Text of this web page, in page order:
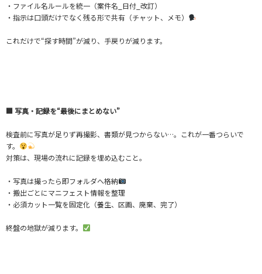
・ファイル名ルールを統一（案件名_日付_改訂）
・指示は口頭だけでなく残る形で共有（チャット、メモ）
これだけで“探す時間”が減り、手戻りが減ります。
■ 写真・記録を“最後にまとめない”
検査前に写真が足りず再撮影、書類が見つからない…。これが一番つらいで
す。
対策は、現場の流れに記録を埋め込むこと。
・写真は撮ったら即フォルダへ格納
・搬出ごとにマニフェスト情報を整理
・必須カット一覧を固定化（養生、区画、廃棄、完了）
終盤の地獄が減ります。